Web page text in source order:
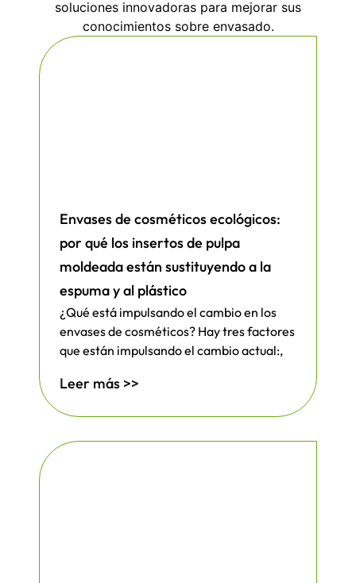
soluciones innovadoras para mejorar sus
conocimientos sobre envasado.
Envases de cosméticos ecológicos:
por qué los insertos de pulpa
moldeada están sustituyendo a la
espuma y al plástico
¿Qué está impulsando el cambio en los
envases de cosméticos? Hay tres factores
que están impulsando el cambio actual:,
Leer más >>